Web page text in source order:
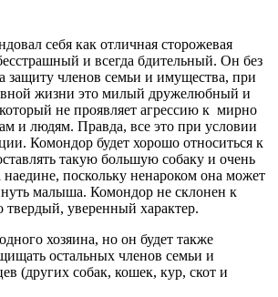
себя как отличная сторожевая
и всегда бдительный. Он без
защиту членов семьи и имущества, при
жизни это милый дружелюбный и
не проявляет агрессию к мирно
и людям. Правда, все это при условии
Комондор будет хорошо относиться к
такую большую собаку и очень
наедине, поскольку ненароком она может
малыша. Комондор не склонен к
твердый, уверенный характер.
хозяина, но он будет также
остальных членов семьи и
(других собак, кошек, кур, скот и